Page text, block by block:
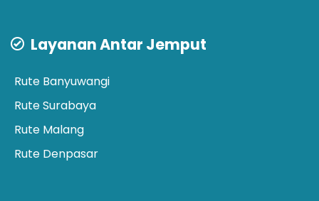
Layanan Antar Jemput
Rute Banyuwangi
Rute Surabaya
Rute Malang
Rute Denpasar